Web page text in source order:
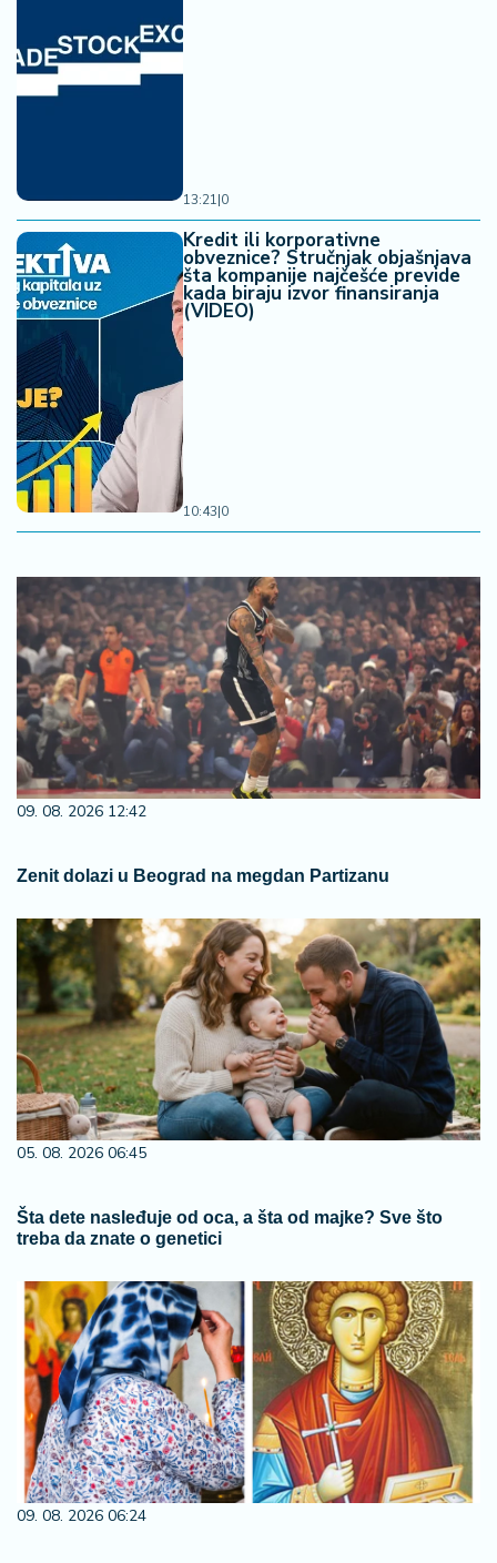
13:21|0
Kredit ili korporativne
obveznice? Stručnjak objašnjava
šta kompanije najčešće previde
kada biraju izvor finansiranja
(VIDEO)
10:43|0
09. 08. 2026 12:42
Zenit dolazi u Beograd na megdan Partizanu
05. 08. 2026 06:45
Šta dete nasleđuje od oca, a šta od majke? Sve što
treba da znate o genetici
09. 08. 2026 06:24